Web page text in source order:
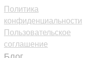
Политика
конфиденциальности
Пользовательское
соглашение